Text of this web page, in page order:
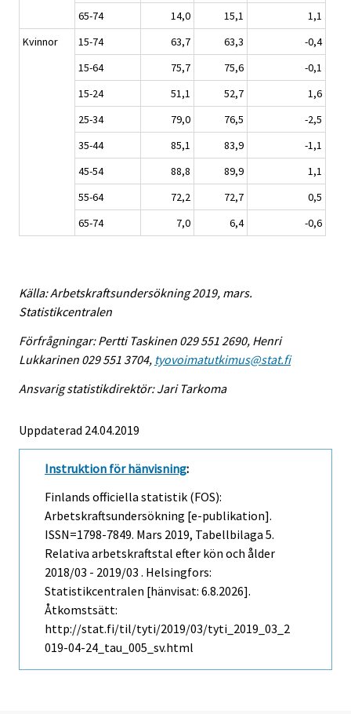
65-74
14,0 15,1
1,1
Kvinnor
15-74 63,7 63,3
-0,4
15-64
75,7 75,6
-0,1
15-24
51,1 52,7
1,6
25-34
79,0 76,5
-2,5
35-44
85,1 83,9
-1,1
45-54
88,8 89,9
1,1
55-64
72,2 72,7
0,5
65-74
7,0 6,4 -0,6
Källa: Arbetskraftsundersökning 2019, mars.
Statistikcentralen
Förfrågningar: Pertti Taskinen 029 551 2690, Henri
Lukkarinen 029 551 3704, tyovoimatutkimus@stat.fi
Ansvarig statistikdirektör: Jari Tarkoma
Uppdaterad 24.04.2019
Instruktion för hänvisning:
Finlands officiella statistik (FOS):
Arbetskraftsundersökning [e-publikation].
ISSN=1798-7849. Mars 2019, Tabellbilaga 5.
Relativa arbetskraftstal efter kön och ålder
2018/03 - 2019/03 . Helsingfors:
Statistikcentralen [hänvisat: 6.8.2026].
Åtkomstsätt:
http://stat.fi/til/tyti/2019/03/tyti_2019_03_2
019-04-24_tau_005_sv.html